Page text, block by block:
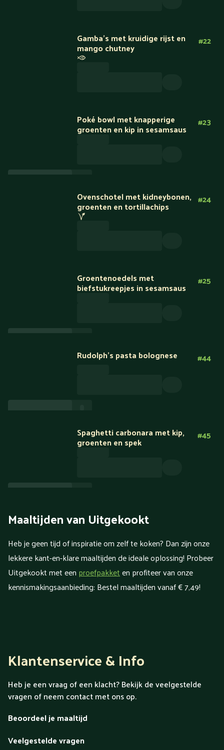
Gamba’s met kruidige rijst en
mango chutney
#22
Poké bowl met knapperige
groenten en kip in sesamsaus
#23
Ovenschotel met kidneybonen,
groenten en tortillachips
#24
Groentenoedels met
biefstukreepjes in sesamsaus
#25
Rudolph's pasta bolognese #44
Spaghetti carbonara met kip,
groenten en spek
#45
Maaltijden van Uitgekookt
Heb je geen tijd of inspiratie om zelf te koken? Dan zijn onze
lekkere kant-en-klare maaltijden de ideale oplossing! Probeer
Uitgekookt met een proefpakketen profiteer van onze
kennismakingsaanbieding: Bestel maaltijden vanaf € 7,49!
verschillende Uitgekookt-maaltijden van het weekmenu.
doen en te koken. Zo weet je zeker dat je toch een gezonde
maaltijd op tafel krijgt.
Maaltijden bestellen
Klantenservice & Info
Heb je een vraag of een klacht? Bekijk de veelgestelde
vragen of neem contact met ons op.
Beoordeel je maaltijd
Veelgestelde vragen